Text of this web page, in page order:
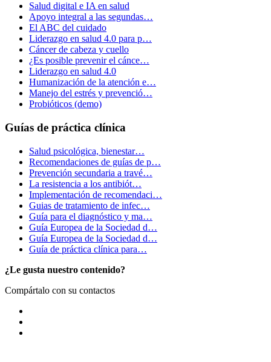
Salud digital e IA en salud
Apoyo integral a las segundas…
El ABC del cuidado
Liderazgo en salud 4.0 para p…
Cáncer de cabeza y cuello
¿Es posible prevenir el cánce…
Liderazgo en salud 4.0
Humanización de la atención e…
Manejo del estrés y prevenció…
Probióticos (demo)
Guías de práctica clínica
Salud psicológica, bienestar…
Recomendaciones de guías de p…
Prevención secundaria a travé…
La resistencia a los antibiót…
Implementación de recomendaci…
Guias de tratamiento de infec…
Guía para el diagnóstico y ma…
Guía Europea de la Sociedad d…
Guía Europea de la Sociedad d…
Guía de práctica clínica para…
¿Le gusta nuestro contenido?
Compártalo con su contactos